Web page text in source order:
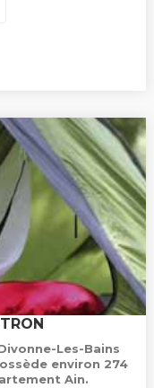
Les-Bains
environ 274
Ain.